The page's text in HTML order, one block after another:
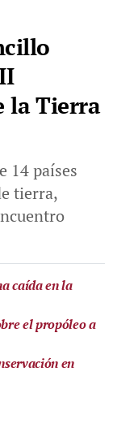
la Tierra
14 países
tierra,
caída en la
el propóleo a
en